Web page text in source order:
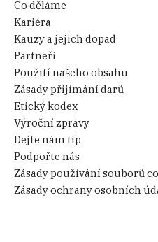
Co děláme
Kariéra
Kauzy a jejich dopad
Partneři
Použití našeho obsahu
Zásady přijímání darů
Etický kodex
Výroční zprávy
Dejte nám tip
Podpořte nás
Zásady používání souborů
Zásady ochrany osobních